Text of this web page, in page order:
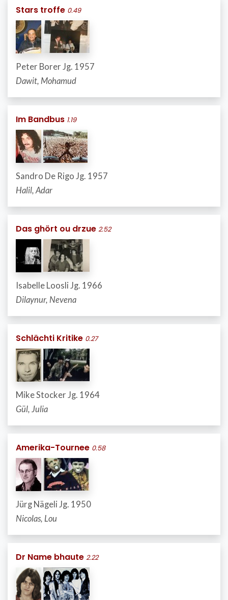
Stars troffe 0.49
Peter Borer Jg. 1957
Dawit, Mohamud
Im Bandbus 1.19
Sandro De Rigo Jg. 1957
Halil, Adar
Das ghört ou drzue 2.52
Isabelle Loosli Jg. 1966
Dilaynur, Nevena
Schlächti Kritike 0.27
Mike Stocker Jg. 1964
Gül, Julia
Amerika-Tournee 0.58
Jürg Nägeli Jg. 1950
Nicolas, Lou
Dr Name bhaute 2.22